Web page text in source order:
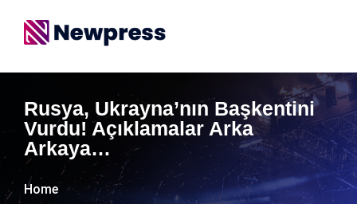
Rusya, Ukrayna’nın Başkentini
Vurdu! Açıklamalar Arka
Arkaya…
Home